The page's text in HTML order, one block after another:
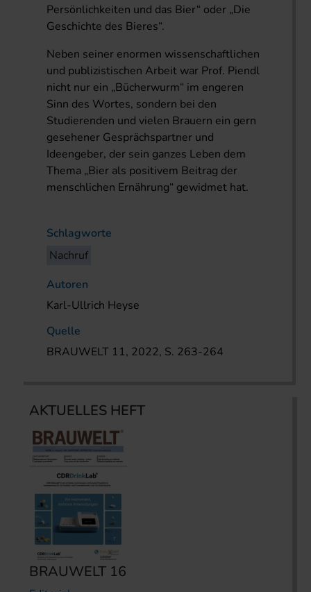
Persönlichkeiten und das Bier“ oder „Die
Geschichte des Bieres“.
Neben seiner enormen wissenschaftlichen
und publizistischen Arbeit war Prof. Piendl
nicht nur ein „Bücherwurm“ im engeren
Sinn des Wortes, sondern bei den
Studierenden und vielen Brauern ein gern
gesehener Gesprächspartner und
Ideengeber, der sein ganzes Leben dem
Thema „Bier als positivem Beitrag der
menschlichen Ernährung“ gewidmet hat.
Schlagworte
Nachruf
Autoren
Karl-Ullrich Heyse
Quelle
BRAUWELT 11, 2022, S. 263-264
AKTUELLES HEFT
BRAUWELT 16